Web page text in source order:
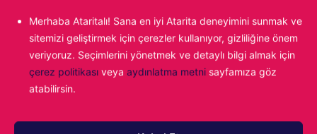
Merhaba Ataritalı! Sana en iyi Atarita deneyimini sunmak ve
sitemizi geliştirmek için çerezler kullanıyor, gizliliğine önem
veriyoruz. Seçimlerini yönetmek ve detaylı bilgi almak için
çerez politikası veya aydınlatma metni sayfamıza göz
atabilirsin.
oyunlarda karşılaştığımız SSD depolama şartı bulunmasa
da en hızlı deneyim için katı hal sürücülerinin kullanılmasını
tavsiye edebiliriz.
Oyunun dosya boyutuna baktığımızda özellikle 2024’te